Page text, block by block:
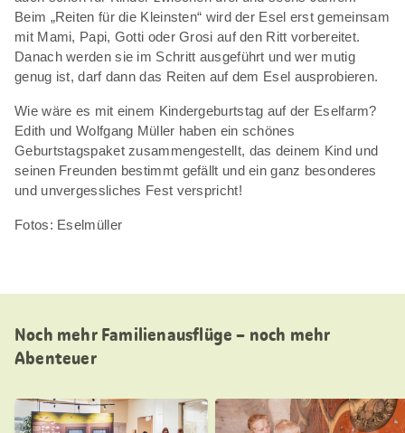
Beim „Reiten für die Kleinsten“ wird der Esel erst gemeinsam
mit Mami, Papi, Gotti oder Grosi auf den Ritt vorbereitet.
Danach werden sie im Schritt ausgeführt und wer mutig
genug ist, darf dann das Reiten auf dem Esel ausprobieren.
Wie wäre es mit einem Kindergeburtstag auf der Eselfarm?
Edith und Wolfgang Müller haben ein schönes
Geburtstagspaket zusammengestellt, das deinem Kind und
seinen Freunden bestimmt gefällt und ein ganz besonderes
und unvergessliches Fest verspricht!
Fotos: Eselmüller
Noch mehr Familienausflüge – noch mehr
Abenteuer